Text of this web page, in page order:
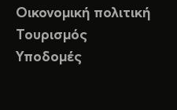
Οικονομική πολιτική
Τουρισμός
Υποδομές